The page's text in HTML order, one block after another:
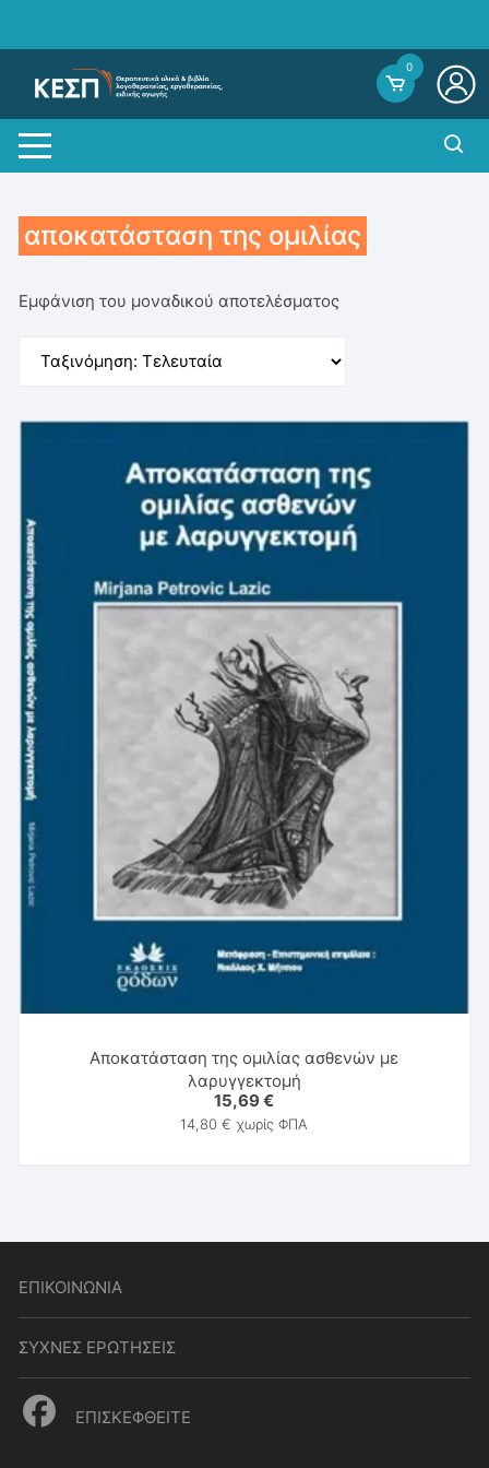
0
αποκατάσταση της ομιλίας
Εμφάνιση του μοναδικού αποτελέσματος
Αποκατάσταση της ομιλίας ασθενών με
λαρυγγεκτομή
15,69€
14,80€ χωρίς ΦΠΑ
ΕΠΙΚΟΙΝΩΝΙΑ
ΣΥΧΝΕΣ ΕΡΩΤΗΣΕΙΣ
ΕΠΙΣΚΕΦΘΕΙΤΕ